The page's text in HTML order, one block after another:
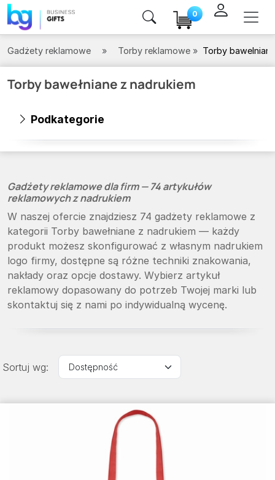
0
Gadżety reklamowe Torby reklamowe Torby bawelniane
Torby bawełniane z nadrukiem
Podkategorie
Gadżety reklamowe dla firm — 74 artykułów
reklamowych z nadrukiem
W naszej ofercie znajdziesz 74 gadżety reklamowe z
kategorii Torby bawełniane z nadrukiem — każdy
produkt możesz skonfigurować z własnym nadrukiem
logo firmy, dostępne są różne techniki znakowania,
nakłady oraz opcje dostawy. Wybierz artykuł
reklamowy dopasowany do potrzeb Twojej marki lub
skontaktuj się z nami po indywidualną wycenę.
Sortuj wg: